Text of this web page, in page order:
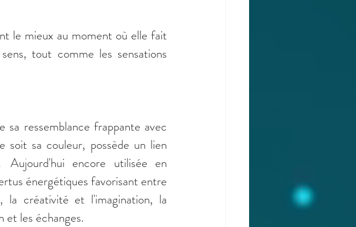
le mieux au moment où elle fait
tout comme les sensations
sa ressemblance frappante avec
sa couleur, possède un lien
encore utilisée en
énergétiques favorisant entre
la créativité et l'imagination, la
les échanges.